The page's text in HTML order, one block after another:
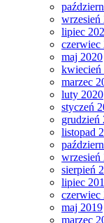
wrzesień
lipiec
czerwiec
maj 2020
kwiecień
marzec
luty 2020
styczeń
grudzień
listopad
wrzesień
sierpień
lipiec
czerwiec
maj 2019
marzec